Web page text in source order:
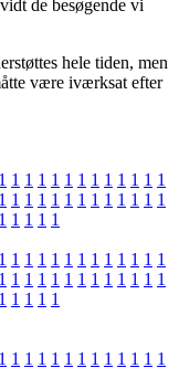
de besøgende vi
hele tiden, men
være iværksat efter
1 1 1 1 1 1 1 1 1 1 1 1 1
1 1 1 1 1 1 1 1 1 1 1 1 1
1 1 1 1 1
1 1 1 1 1 1 1 1 1 1 1 1 1
1 1 1 1 1 1 1 1 1 1 1 1 1
1 1 1 1 1
1 1 1 1 1 1 1 1 1 1 1 1 1